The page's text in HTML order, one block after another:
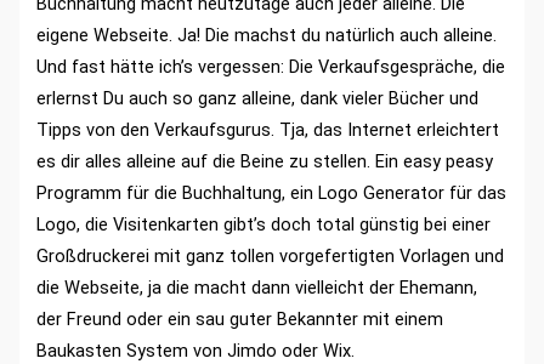
eigene Webseite. Ja! Die machst du natürlich auch alleine.
Und fast hätte ich’s vergessen: Die Verkaufsgespräche, die
erlernst Du auch so ganz alleine, dank vieler Bücher und
Tipps von den Verkaufsgurus. Tja, das Internet erleichtert
es dir alles alleine auf die Beine zu stellen. Ein easy peasy
Programm für die Buchhaltung, ein Logo Generator für das
Logo, die Visitenkarten gibt’s doch total günstig bei einer
Großdruckerei mit ganz tollen vorgefertigten Vorlagen und
die Webseite, ja die macht dann vielleicht der Ehemann,
der Freund oder ein sau guter Bekannter mit einem
Baukasten System von Jimdo oder Wix.